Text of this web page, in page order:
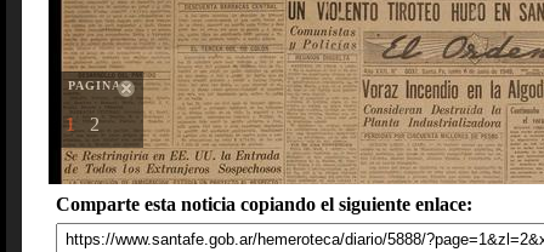
PAGINAS
1 2
Comparte esta noticia copiando el siguiente enlace: